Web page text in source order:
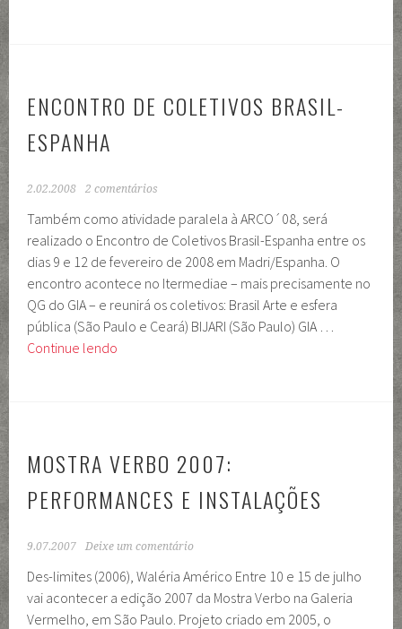
coletivos
Espanha/Brasil
ENCONTRO DE COLETIVOS BRASIL-
ESPANHA
2.02.2008 2 comentários
Também como atividade paralela à ARCO´08, será
realizado o Encontro de Coletivos Brasil-Espanha entre os
dias 9 e 12 de fevereiro de 2008 em Madri/Espanha. O
encontro acontece no Itermediae – mais precisamente no
QG do GIA – e reunirá os coletivos: Brasil Arte e esfera
pública (São Paulo e Ceará) BIJARI (São Paulo) GIA …
Continue lendo
MOSTRA VERBO 2007:
PERFORMANCES E INSTALAÇÕES
9.07.2007 Deixe um comentário
Des-limites (2006), Waléria Américo Entre 10 e 15 de julho
vai acontecer a edição 2007 da Mostra Verbo na Galeria
Vermelho, em São Paulo. Projeto criado em 2005, o